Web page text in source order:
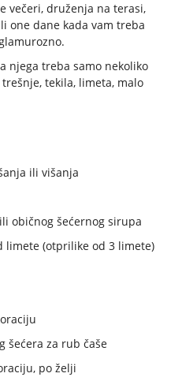
večeri, druženja na terasi,
one dane kada vam treba
njega treba samo nekoliko
tekila, limeta, malo
ili višanja
običnog šećernog sirupa
limete (otprilike od 3 limete)
šećera za rub čaše
po želji